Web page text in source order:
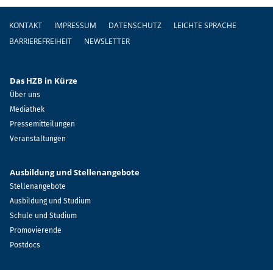
Fußzeile
KONTAKT IMPRESSUM DATENSCHUTZ
LEICHTE SPRACHE
BARRIEREFREIHEIT
NEWSLETTER
Das HZB in Kürze
Über uns
Mediathek
Pressemitteilungen
Veranstaltungen
Ausbildung und Stellenangebote
Stellenangebote
Ausbildung und Studium
Schule und Studium
Promovierende
Postdocs